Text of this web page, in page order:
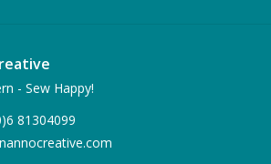
- Sew Happy!
81304099